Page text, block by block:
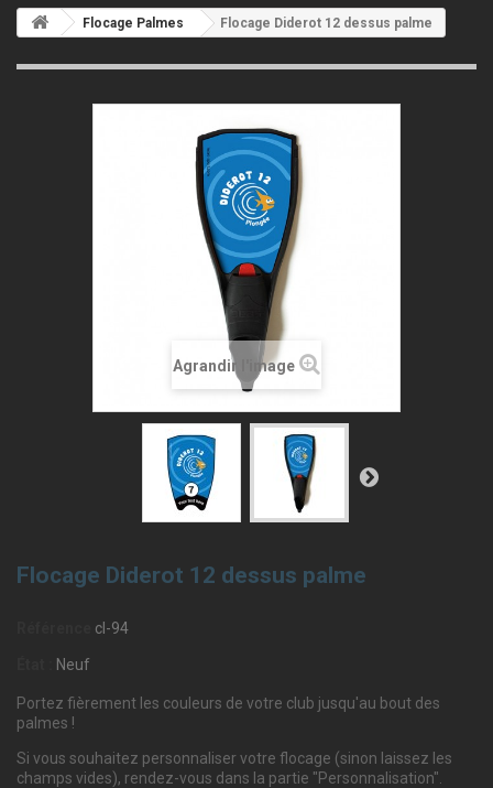
Flocage Palmes Flocage Diderot 12 dessus palme
Agrandir l'image
Flocage Diderot 12 dessus palme
cl-94
Neuf
Portez fièrement les couleurs de votre club jusqu'au bout des
palmes !
Si vous souhaitez personnaliser votre flocage (sinon laissez les
champs vides), rendez-vous dans la partie "Personnalisation".